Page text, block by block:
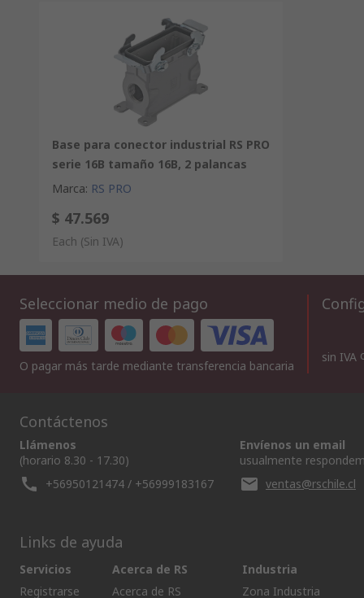
Base para conector industrial RS PRO
serie 16B tamaño 16B, 2 palancas
Marca: RS PRO
$ 47.569
Each (Sin IVA)
Seleccionar medio de pago
O pagar más tarde mediante transferencia bancaria
sin IVA
Contáctenos
Llámenos
(horario 8.30 - 17.30)
+56950121474 / +56999183167
Envíenos un email
usualmente
ventas@rschile.cl
Links de ayuda
Servicios
Registrarse
Acerca de RS
Acerca de RS
Industria
Zona Industria